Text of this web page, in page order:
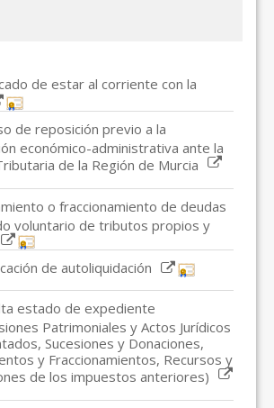
de estar al corriente con la
de reposición previo a la
económico-administrativa ante la
de la Región de Murcia
o fraccionamiento de deudas
voluntario de tributos propios y
de autoliquidación
estado de expediente
Patrimoniales y Actos Jurídicos
Sucesiones y Donaciones,
y Fraccionamientos, Recursos y
de los impuestos anteriores)